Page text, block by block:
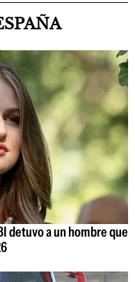
detuvo a un hombre que